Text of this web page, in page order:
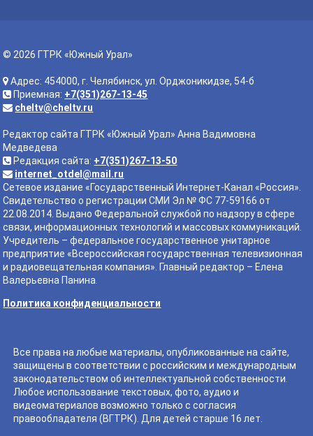
© 2026 ГТРК «Южный Урал»
Адрес: 454000, г. Челябинск, ул. Орджоникидзе, 54-б
Приемная: +7(351)267-13-45
cheltv@cheltv.ru
Редактор сайта ГТРК «Южный Урал» Анна Вадимовна
Медведева
Редакция сайта: +7(351)267-13-50
internet_otdel@mail.ru
Сетевое издание «Государственный Интернет-Канал «Россия».
Свидетельство о регистрации СМИ Эл № ФС 77-59166 от
22.08.2014. Выдано Федеральной службой по надзору в сфере
связи, информационных технологий и массовых коммуникаций.
Учредитель – федеральное государственное унитарное
предприятие «Всероссийская государственная телевизионная
и радиовещательная компания». Главный редактор – Елена
Валерьевна Панина.
Политика конфиденциальности
Все права на любые материалы, опубликованные на сайте,
защищены в соответствии с российским и международным
законодательством об интеллектуальной собственности.
Любое использование текстовых, фото, аудио и
видеоматериалов возможно только с согласия
правообладателя (ВГТРК). Для детей старше 16 лет.